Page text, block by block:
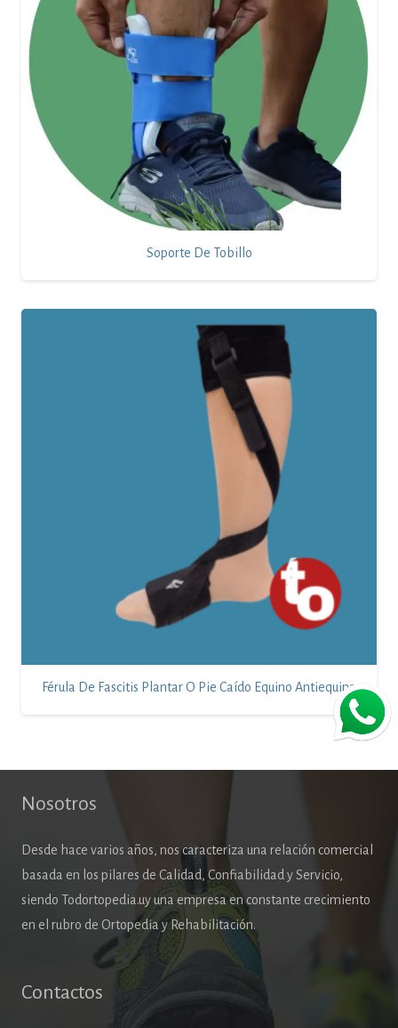
Soporte De Tobillo
Férula De Fascitis Plantar O Pie Caído Equino Antiequina
Nosotros
Desde hace varios años, nos caracteriza una relación comercial
basada en los pilares de Calidad, Confiabilidad y Servicio,
siendo Todortopedia.uy una empresa en constante crecimiento
en el rubro de Ortopedia y Rehabilitación.
Contactos